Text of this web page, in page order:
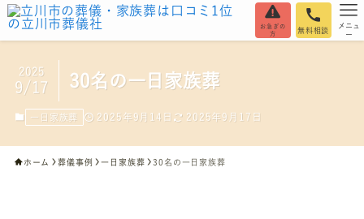
お急ぎの
方
無料相談
メニュ
ー
30名の一日家族葬
2025
9/17
一日家族葬 2025年9月14日 2025年9月17日
ホーム 葬儀事例 一日家族葬 30名の一日家族葬